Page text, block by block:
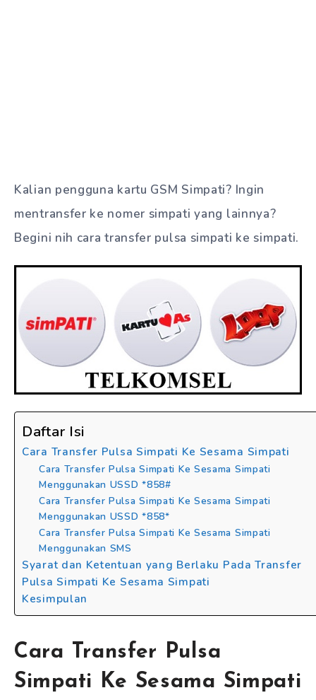
Kalian pengguna kartu GSM Simpati? Ingin
mentransfer ke nomer simpati yang lainnya?
Begini nih cara transfer pulsa simpati ke simpati.
Daftar Isi
Cara Transfer Pulsa Simpati Ke Sesama Simpati
Cara Transfer Pulsa Simpati Ke Sesama Simpati
Menggunakan USSD *858#
Cara Transfer Pulsa Simpati Ke Sesama Simpati
Menggunakan USSD *858*
Cara Transfer Pulsa Simpati Ke Sesama Simpati
Menggunakan SMS
Syarat dan Ketentuan yang Berlaku Pada Transfer
Pulsa Simpati Ke Sesama Simpati
Kesimpulan
Cara Transfer Pulsa
Simpati Ke Sesama Simpati